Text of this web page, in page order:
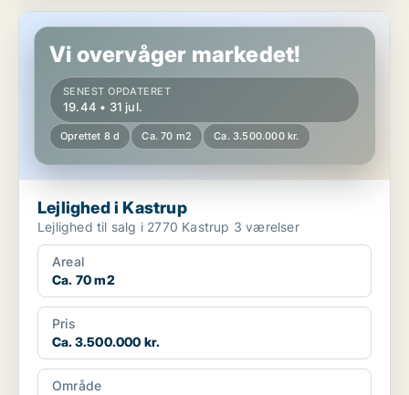
Lejlighed i Kastrup
Vi overvåger markedet!
SENEST OPDATERET
19.44 • 31 jul.
Oprettet 8 d Ca. 70 m2 Ca. 3.500.000 kr.
Lejlighed i Kastrup
Lejlighed til salg i 2770 Kastrup 3 værelser
Areal
Ca. 70 m2
Pris
Ca. 3.500.000 kr.
Område